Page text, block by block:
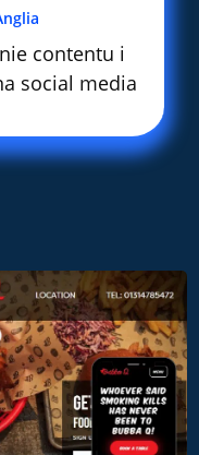
contentu i
social media